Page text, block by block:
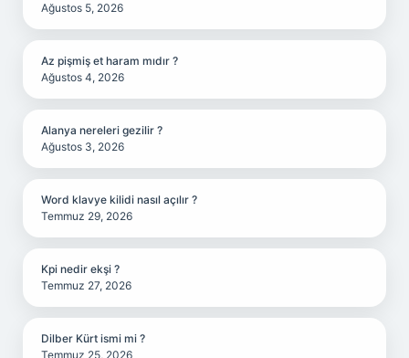
Ağustos 5, 2026
Az pişmiş et haram mıdır ?
Ağustos 4, 2026
Alanya nereleri gezilir ?
Ağustos 3, 2026
Word klavye kilidi nasıl açılır ?
Temmuz 29, 2026
Kpi nedir ekşi ?
Temmuz 27, 2026
Dilber Kürt ismi mi ?
Temmuz 25, 2026